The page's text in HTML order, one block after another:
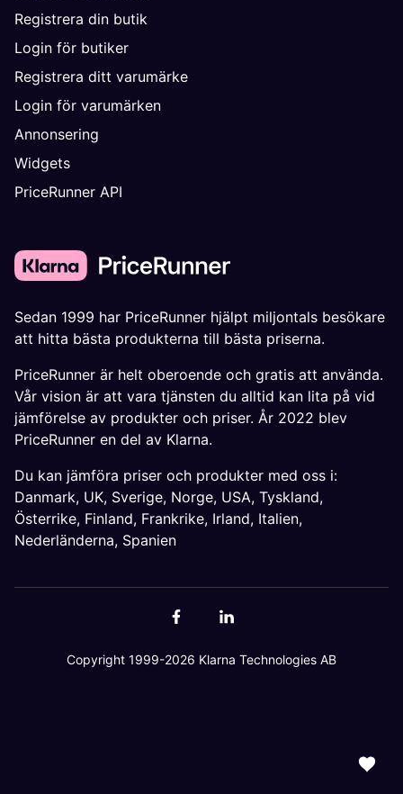
Registrera din butik
Login för butiker
Registrera ditt varumärke
Login för varumärken
Annonsering
Widgets
PriceRunner API
Sedan 1999 har PriceRunner hjälpt miljontals besökare
att hitta bästa produkterna till bästa priserna.
PriceRunner är helt oberoende och gratis att använda.
Vår vision är att vara tjänsten du alltid kan lita på vid
jämförelse av produkter och priser. År 2022 blev
PriceRunner en del av Klarna.
Du kan jämföra priser och produkter med oss i:
Danmark, UK, Sverige, Norge, USA, Tyskland,
Österrike, Finland, Frankrike, Irland, Italien,
Nederländerna, Spanien
Copyright 1999-2026 Klarna Technologies AB